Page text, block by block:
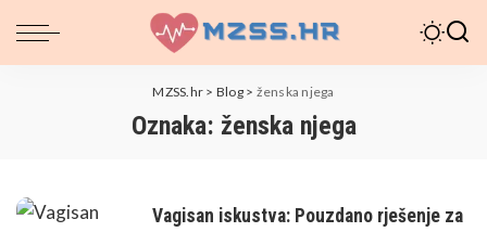
MZSS.hr > Blog> ženska njega
Oznaka: ženska njega
Vagisan iskustva: Pouzdano rješenje za